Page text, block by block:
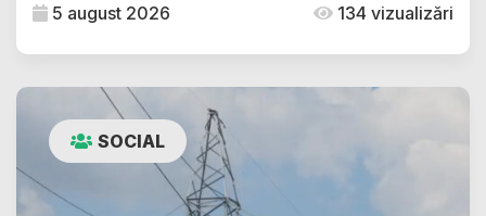
5 august 2026 134 vizualizări
SOCIAL